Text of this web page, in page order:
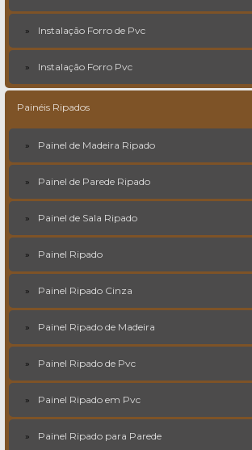
Instalação Forro de Pvc
Instalação Forro Pvc
Painéis Ripados
Painel de Madeira Ripado
Painel de Parede Ripado
Painel de Sala Ripado
Painel Ripado
Painel Ripado Cinza
Painel Ripado de Madeira
Painel Ripado de Pvc
Painel Ripado em Pvc
Painel Ripado para Parede